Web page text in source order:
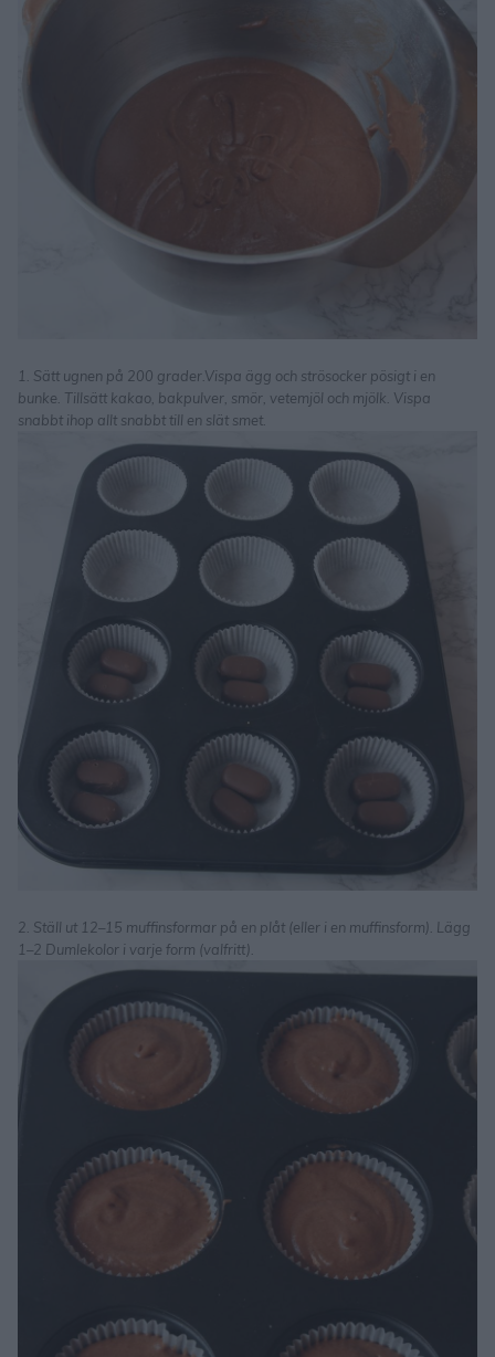
1. Sätt ugnen på 200 grader.Vispa ägg och strösocker pösigt i en
bunke. Tillsätt kakao, bakpulver, smör, vetemjöl och mjölk. Vispa
snabbt ihop allt snabbt till en slät smet.
2. Ställ ut 12–15 muffinsformar på en plåt (eller i en muffinsform). Lägg
1–2 Dumlekolor i varje form (valfritt).